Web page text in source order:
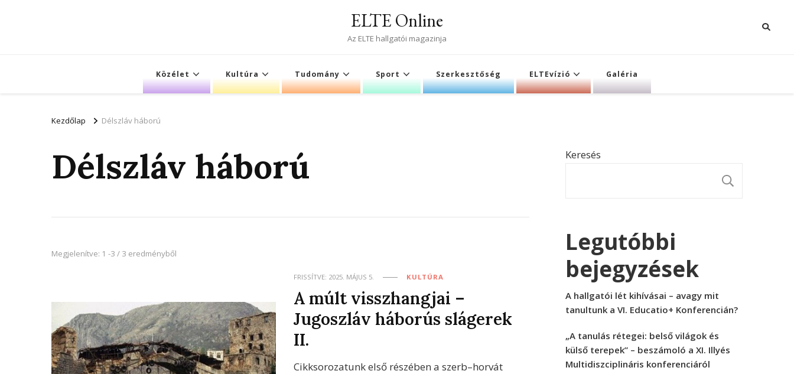
ELTE Online
Az ELTE hallgatói magazinja
Közélet Kultúra Tudomány Sport Szerkesztőség ELTEvízió Galéria
Kezdőlap Délszláv háború
Délszláv háború
Megjelenítve: 1 -3 / 3 eredményből
FRISSÍTVE: 2025. MÁJUS 5. KULTÚRA
A múlt visszhangjai –
Jugoszláv háborús slágerek
II.
Cikksorozatunk első részében a szerb–horvát
Keresés
Legutóbbi
bejegyzések
A hallgatói lét kihívásai – avagy mit
tanultunk a VI. Educatio+ Konferencián?
„A tanulás rétegei: belső világok és
külső terepek” – beszámoló a XI. Illyés
Multidiszciplináris konferenciáról